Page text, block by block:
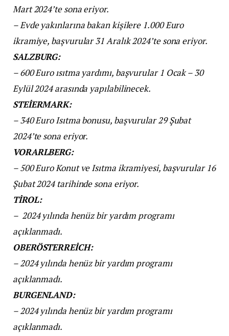
Mart 2024’te sona eriyor.
– Evde yakınlarına bakan kişilere 1.000 Euro
ikramiye, başvurular 31 Aralık 2024’te sona eriyor.
SALZBURG:
– 600 Euro ısıtma yardımı, başvurular 1 Ocak –30
Eylül 2024 arasında yapılabilinecek.
STEİERMARK:
– 340 Euro Isıtma bonusu, başvurular 29 Şubat
2024’te sona eriyor.
VORARLBERG:
– 500 Euro Konut ve Isıtma ikramiyesi, başvurular 16
Şubat 2024 tarihinde sona eriyor.
TİROL:
– 2024 yılında henüz bir yardım programı
açıklanmadı.
OBERÖSTERREİCH:
– 2024 yılında henüz bir yardım programı
açıklanmadı.
BURGENLAND:
– 2024 yılında henüz bir yardım programı
açıklanmadı.